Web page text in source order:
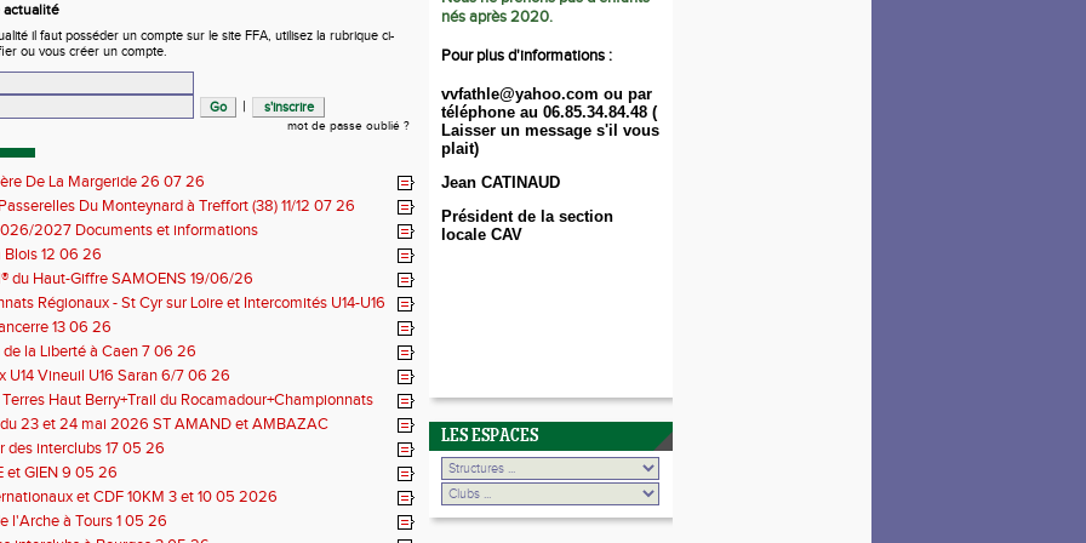
actualité
il faut posséder un compte sur le site FFA, utilisez la rubrique ci-
ou vous créer un compte.
|
mot de passe oublié ?
De La Margeride 26 07 26
Du Monteynard à Treffort (38) 11/12 07 26
2027 Documents et informations
Blois 12 06 26
du Haut-Giffre SAMOENS 19/06/26
Régionaux - St Cyr sur Loire et Intercomités U14-U16
06 2613 06 26
la Liberté à Caen 7 06 26
U14 Vineuil U16 Saran 6/7 06 26
Haut Berry+Trail du Rocamadour+Championnats
31 05 2026
23 et 24 mai 2026 ST AMAND et AMBAZAC
des interclubs 17 05 26
et GIEN 9 05 26
et CDF 10KM 3 et 10 05 2026
l'Arche à Tours 1 05 26
nés après 2020.
Pour plus d'informations :
vvfathle@yahoo.com ou par
téléphone au 06.85.34.84.48 (
Laisser un message s'il vous
plait)
Jean CATINAUD
Président de la section
locale CAV
LES ESPACES